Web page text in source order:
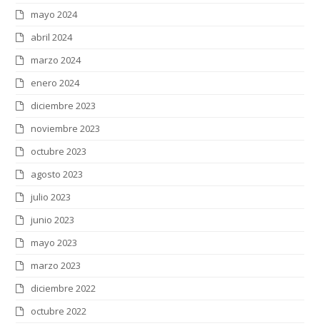
mayo 2024
abril 2024
marzo 2024
enero 2024
diciembre 2023
noviembre 2023
octubre 2023
agosto 2023
julio 2023
junio 2023
mayo 2023
marzo 2023
diciembre 2022
octubre 2022